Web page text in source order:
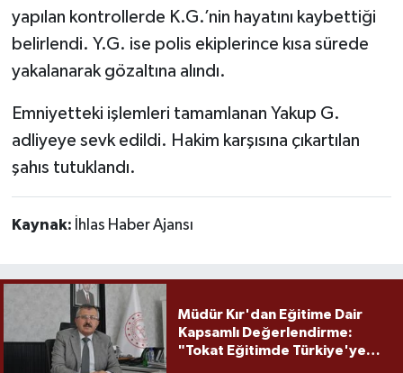
yapılan kontrollerde K.G.’nin hayatını kaybettiği
belirlendi. Y.G. ise polis ekiplerince kısa sürede
yakalanarak gözaltına alındı.
Emniyetteki işlemleri tamamlanan Yakup G.
adliyeye sevk edildi. Hakim karşısına çıkartılan
şahıs tutuklandı.
Kaynak: İhlas Haber Ajansı
Müdür Kır'dan Eğitime Dair
Kapsamlı Değerlendirme:
"Tokat Eğitimde Türkiye'ye